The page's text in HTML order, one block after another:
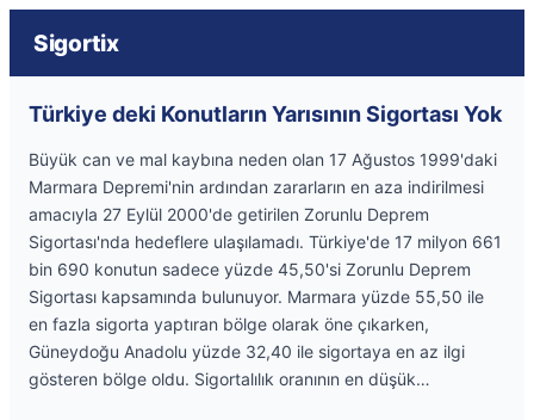
Sigortix
Türkiye deki Konutların Yarısının Sigortası Yok
Büyük can ve mal kaybına neden olan 17 Ağustos 1999'daki
Marmara Depremi'nin ardından zararların en aza indirilmesi
amacıyla 27 Eylül 2000'de getirilen Zorunlu Deprem
Sigortası'nda hedeflere ulaşılamadı. Türkiye'de 17 milyon 661
bin 690 konutun sadece yüzde 45,50'si Zorunlu Deprem
Sigortası kapsamında bulunuyor. Marmara yüzde 55,50 ile
en fazla sigorta yaptıran bölge olarak öne çıkarken,
Güneydoğu Anadolu yüzde 32,40 ile sigortaya en az ilgi
gösteren bölge oldu. Sigortalılık oranının en düşük…